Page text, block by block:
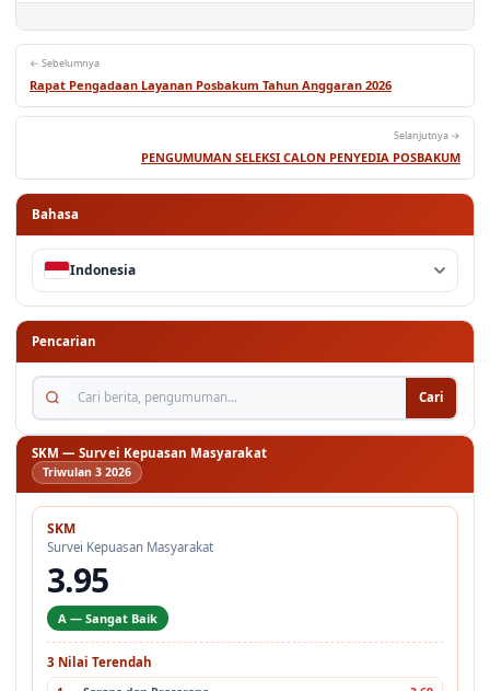
← Sebelumnya
Rapat Pengadaan Layanan Posbakum Tahun Anggaran 2026
Selanjutnya →
PENGUMUMAN SELEKSI CALON PENYEDIA POSBAKUM
Bahasa
Indonesia
Pencarian
Cari berita, pengumuman...
Cari
SKM — Survei Kepuasan Masyarakat
Triwulan 3 2026
SKM
Survei Kepuasan Masyarakat
3.95
A — Sangat Baik
3 Nilai Terendah